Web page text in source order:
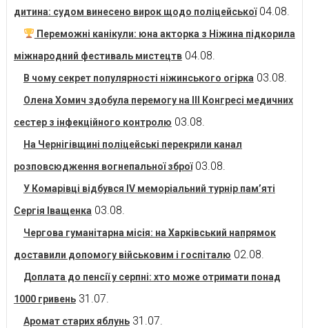
дитина: судом винесено вирок щодо поліцейської 04.08.
Переможні канікули: юна акторка з Ніжина підкорила
міжнародний фестиваль мистецтв 04.08.
В чому секрет популярності ніжинського огірка 03.08.
Олена Хомич здобула перемогу на ІІІ Конгресі медичних
сестер з інфекційного контролю 03.08.
На Чернігівщині поліцейські перекрили канал
розповсюдження вогнепальної зброї 03.08.
У Комарівці відбувся IV меморіальний турнір пам’яті
Сергія Іващенка 03.08.
Чергова гуманітарна місія: на Харківський напрямок
доставили допомогу військовим і госпіталю 02.08.
Доплата до пенсії у серпні: хто може отримати понад
1000 гривень 31.07.
Аромат старих яблунь 31.07.